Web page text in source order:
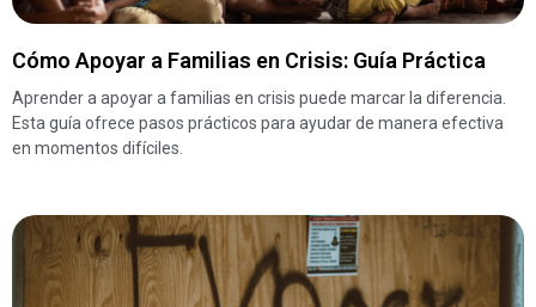
Cómo Apoyar a Familias en Crisis: Guía Práctica
Aprender a apoyar a familias en crisis puede marcar la diferencia.
Esta guía ofrece pasos prácticos para ayudar de manera efectiva
en momentos difíciles.